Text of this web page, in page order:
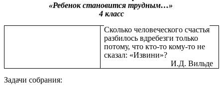
«Ребенок становится трудным…»
4 класс
Сколько человеческого счастья
разбилось вдребезги только
потому, что кто-то кому-то не
сказал: «Извини»?
И.Д. Вильде
Задачи собрания: